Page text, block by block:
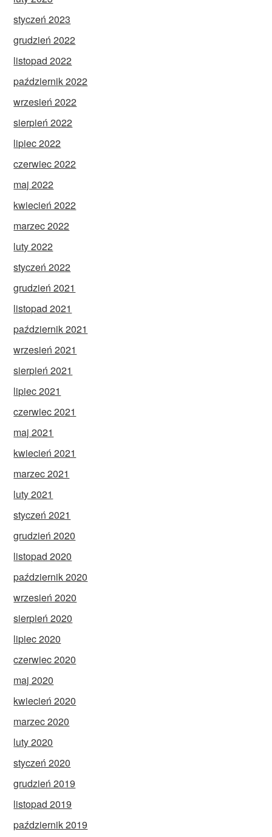
styczeń 2023
grudzień 2022
listopad 2022
październik 2022
wrzesień 2022
sierpień 2022
lipiec 2022
czerwiec 2022
maj 2022
kwiecień 2022
marzec 2022
luty 2022
styczeń 2022
grudzień 2021
listopad 2021
październik 2021
wrzesień 2021
sierpień 2021
lipiec 2021
czerwiec 2021
maj 2021
kwiecień 2021
marzec 2021
luty 2021
styczeń 2021
grudzień 2020
listopad 2020
październik 2020
wrzesień 2020
sierpień 2020
lipiec 2020
czerwiec 2020
maj 2020
kwiecień 2020
marzec 2020
luty 2020
styczeń 2020
grudzień 2019
listopad 2019
październik 2019